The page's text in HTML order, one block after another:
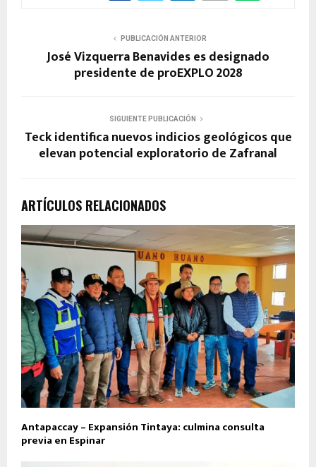
PUBLICACIÓN ANTERIOR
José Vizquerra Benavides es designado
presidente de proEXPLO 2028
SIGUIENTE PUBLICACIÓN
Teck identifica nuevos indicios geológicos que
elevan potencial exploratorio de Zafranal
ARTÍCULOS RELACIONADOS
Antapaccay – Expansión Tintaya: culmina consulta
previa en Espinar